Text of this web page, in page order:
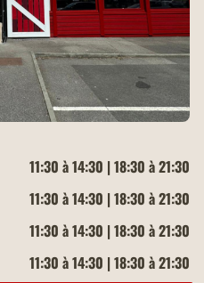
11:30 à 14:30 | 18:30 à 21:30
11:30 à 14:30 | 18:30 à 21:30
11:30 à 14:30 | 18:30 à 21:30
11:30 à 14:30 | 18:30 à 21:30